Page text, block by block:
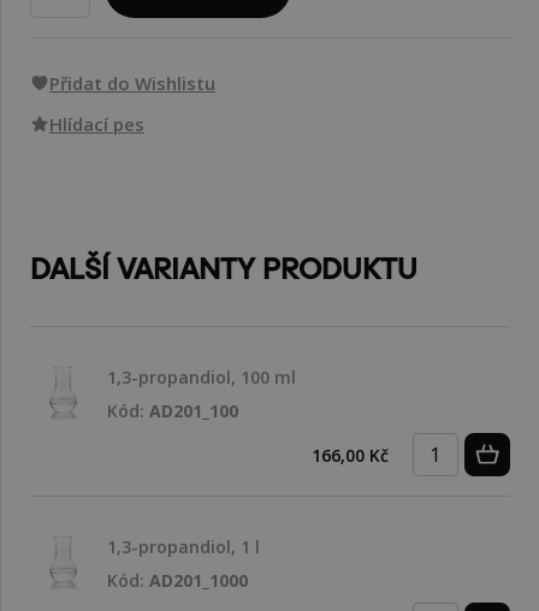
Přidat do Wishlistu
Hlídací pes
DALŠÍ VARIANTY PRODUKTU
1,3-propandiol, 100 ml
Kód: AD201_100
166,00 Kč
1,3-propandiol, 1 l
Kód: AD201_1000